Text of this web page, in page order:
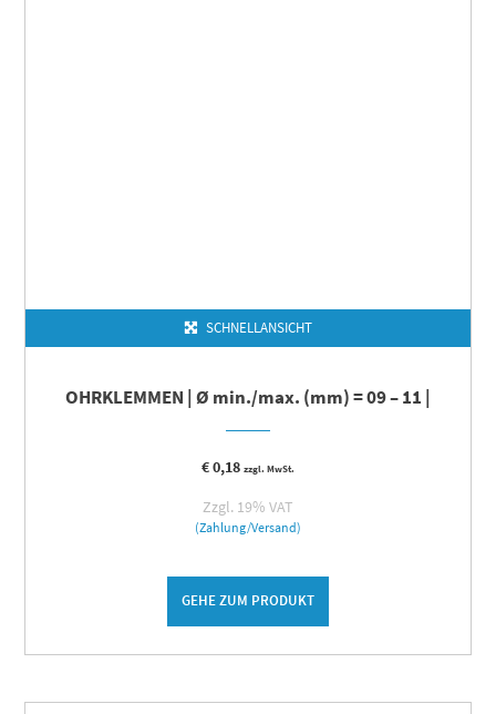
SCHNELLANSICHT
OHRKLEMMEN | Ø min./max. (mm) = 09 – 11 |
€0,18 zzgl. MwSt.
Zzgl. 19% VAT
(Zahlung/Versand)
GEHE ZUM PRODUKT